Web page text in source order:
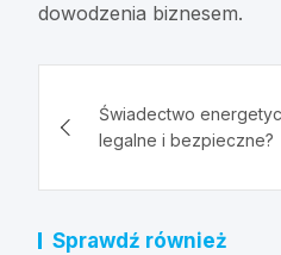
dowodzenia biznesem.
wpisu
Świadectwo
legalne i bezpieczne?
Sprawdź również